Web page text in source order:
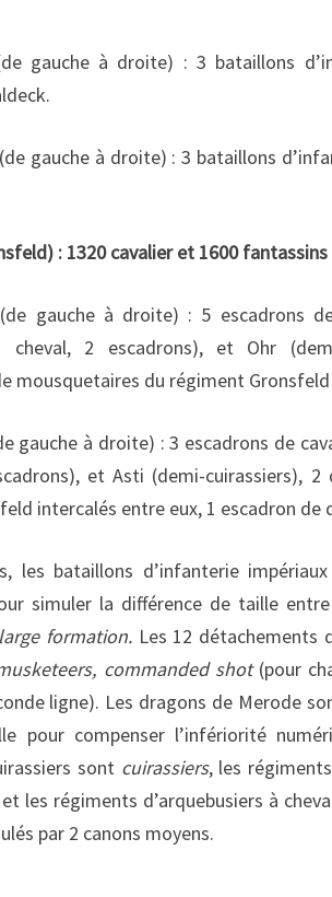
gauche à droite) : 3 bataillons
gauche à droite) : 3 bataillons
: 1320 cavalier et 1600 fantassins
gauche à droite) : 5 escadrons
cheval, 2 escadrons), et Ohr
mousquetaires du régiment
gauche à droite) : 3 escadrons de
et Asti (demi-cuirassiers),
intercalés entre eux, 1 escadron de
les bataillons d’infanterie
simuler la différence de taille
formation. Les 12 détachements
commanded shot (pour
ligne). Les dragons de Merode
pour compenser l’infériorité
sont cuirassiers, les
les régiments d’arquebusiers à
par 2 canons moyens.